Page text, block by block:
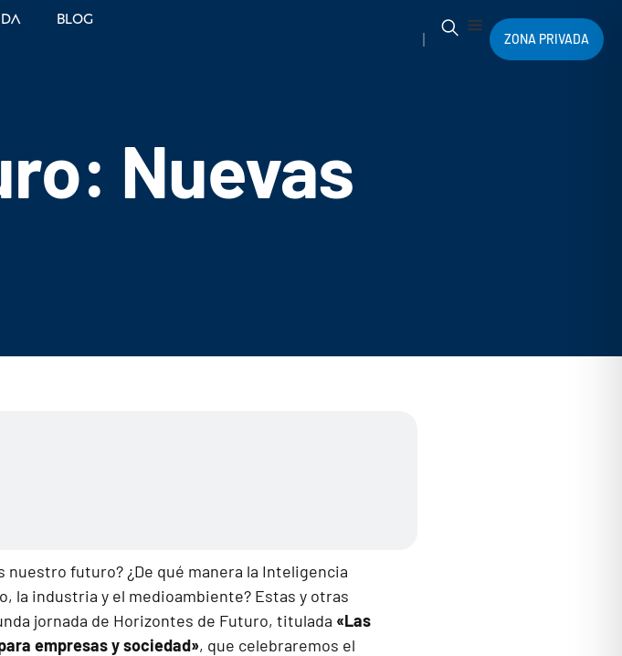
Blog
ZONA PRIVADA
Nuevas
futuro? ¿De qué manera la Inteligencia
la industria y el medioambiente? Estas y otras
jornada de Horizontes de Futuro, titulada «Las
empresas y sociedad», que celebraremos el